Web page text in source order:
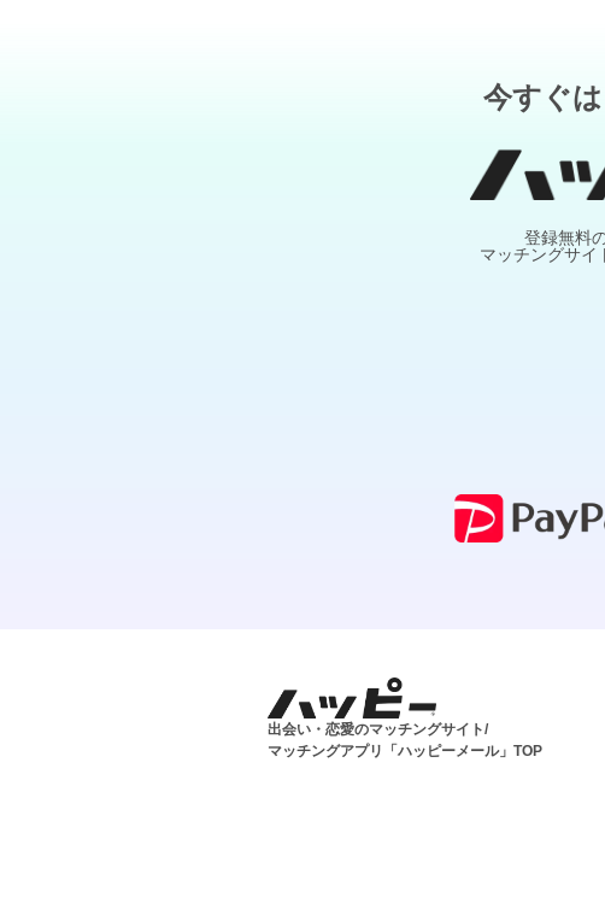
今すぐ
登録無料
マッチングサイ
出会い・恋愛のマッチングサイト/
マッチングアプリ「ハッピーメール」TOP